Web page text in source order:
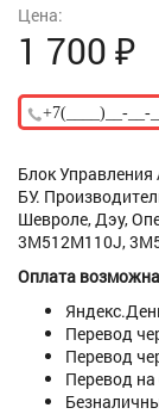
Цена:
1 700 ₽
Блок
БУ.
Шевроле, Дэу,
3М512М110J,
Оплата
Перевод
Перевод
Перевод